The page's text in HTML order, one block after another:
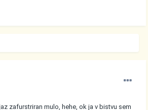
zafurstriran mulo, hehe, ok ja v bistvu sem